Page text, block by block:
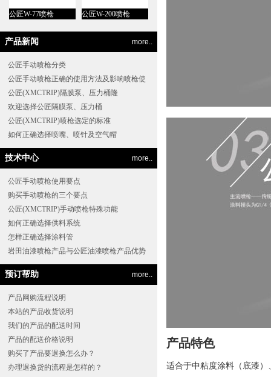
公匠W-77喷枪 公匠W-200喷枪
产品新闻 more..
公匠手动喷枪分类
公匠手动喷枪正确的使用方法及影响喷枪使
公匠(XMCTRIP)隔膜泵、压力桶隆
欢迎选择公匠隔膜泵、压力桶
公匠(XMCTRIP)喷枪选定的标准
如何正确选择喷嘴、喷针及空气帽
技术中心 more..
公匠手动喷枪使用要点
购买手动喷枪的三个要点
公匠(XMCTRIP)手动喷枪特殊功能
如何正确选择供料系统
怎样正确选择涂料管
岩田油漆喷枪产品与公匠油漆喷枪产品优势
预订帮助 more..
产品网购流程说明
本站的产品收货说明
我们的产品的配送时间
产品的配送价格说明
购买了产品要退换怎么办？
办理退换货的流程是怎样的？
产品特色
适合于中粘度涂料（底漆）